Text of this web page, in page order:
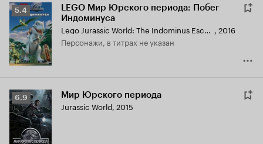
Рейтинг
Кинопоиска
5.4
5.4
LEGO Мир Юрского периода: Побег
Индоминуса
Lego Jurassic World: The Indominus Escape , 2016
персонажи, в титрах не указан
Рейтинг
Кинопоиска
6.9
6.9 Мир Юрского периода
Jurassic World, 2015